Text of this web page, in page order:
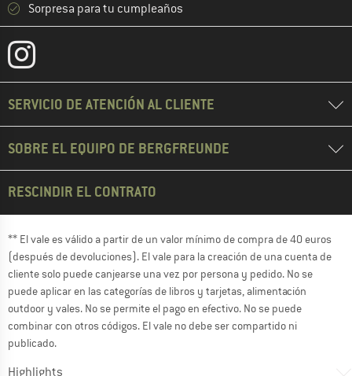
Sorpresa para tu cumpleaños
SERVICIO DE ATENCIÓN AL CLIENTE
SOBRE EL EQUIPO DE BERGFREUNDE
RESCINDIR EL CONTRATO
** El vale es válido a partir de un valor mínimo de compra de 40 euros
(después de devoluciones). El vale para la creación de una cuenta de
cliente solo puede canjearse una vez por persona y pedido. No se
puede aplicar en las categorías de libros y tarjetas, alimentación
outdoor y vales. No se permite el pago en efectivo. No se puede
combinar con otros códigos. El vale no debe ser compartido ni
publicado.
Highlights